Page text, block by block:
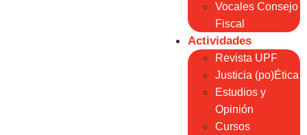
Vocales Consejo
Fiscal
Actividades
Revista UPF
Justicia (po)Ética
Estudios y
Opinión
Cursos